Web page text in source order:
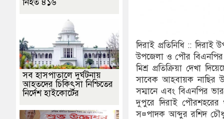
দিরাই প্রতিনিধি ::
উপজেলা ও পৌর বিএনপির
মিশ্র প্রতিক্রিয়া দেখা
সাবেক আহবায়ক নাছির
সম্মানে এবং বিএনপির
দুপুরে দিরাই
স¤পাদক আব্দুর রশিদ
সব হাসপাতালে দুর্ঘটনায়
আহতদের চিকিৎসা নিশ্চিতের
নির্দেশ হাইকোর্টের